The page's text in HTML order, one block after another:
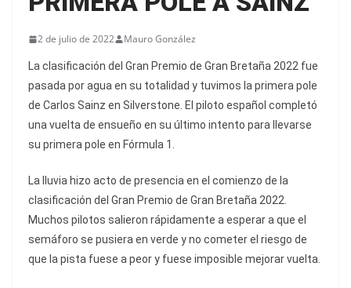
2 de julio de 2022 Mauro González
La clasificación del Gran Premio de Gran Bretaña 2022 fue
pasada por agua en su totalidad y tuvimos la primera pole
de Carlos Sainz en Silverstone. El piloto español completó
una vuelta de ensueño en su último intento para llevarse
su primera pole en Fórmula 1.
La lluvia hizo acto de presencia en el comienzo de la
clasificación del Gran Premio de Gran Bretaña 2022.
Muchos pilotos salieron rápidamente a esperar a que el
semáforo se pusiera en verde y no cometer el riesgo de
que la pista fuese a peor y fuese imposible mejorar vuelta.